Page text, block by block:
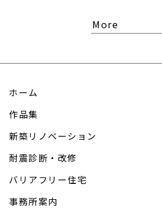
More
ホーム
作品集
新築リノベーション
耐震診断・改修
バリアフリー住宅
事務所案内